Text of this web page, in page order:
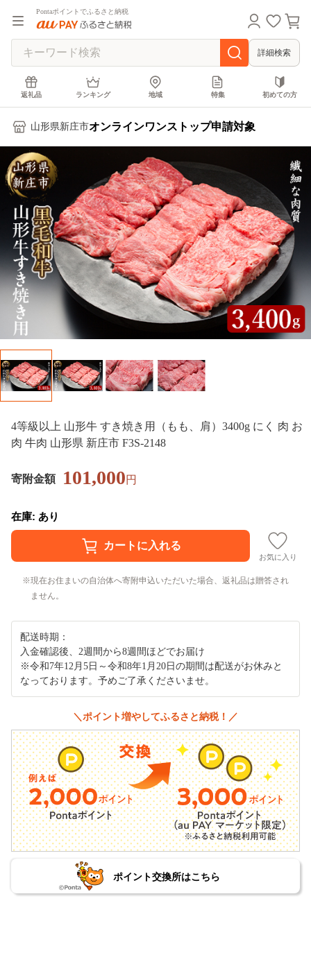
Pontaポイントでふるさと納税
詳細検索
返礼品 ランキング 地域 特集 初めての方
山形県新庄市オンラインワンストップ申請対象
4等級以上 山形牛 すき焼き用（もも、肩）3400g にく 肉 お
肉 牛肉 山形県 新庄市 F3S-2148
寄附金額 101,000円
在庫: あり
お気に入り
現在お住まいの自治体へ寄附申込いただいた場合、返礼品は贈答され
ません。
配送時期：
入金確認後、2週間から8週間ほどでお届け
※令和7年12月5日～令和8年1月20日の期間は配送がお休みと
なっております。予めご了承くださいませ。
＼ポイント増やしてふるさと納税！／
ポイント交換所はこちら